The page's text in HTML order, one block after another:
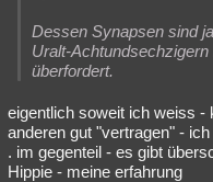
Dessen Synapsen sind
Uralt-
überfordert.
eigentlich soweit ich weiss -
anderen gut "vertragen" -
. im gegenteil - es gibt
Hippie - meine erfahrung